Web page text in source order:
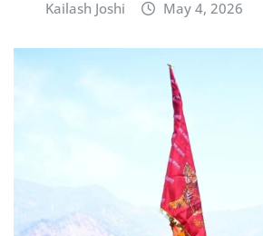
Kailash Joshi May 4, 2026